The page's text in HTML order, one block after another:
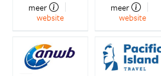
meer
website
meer
website